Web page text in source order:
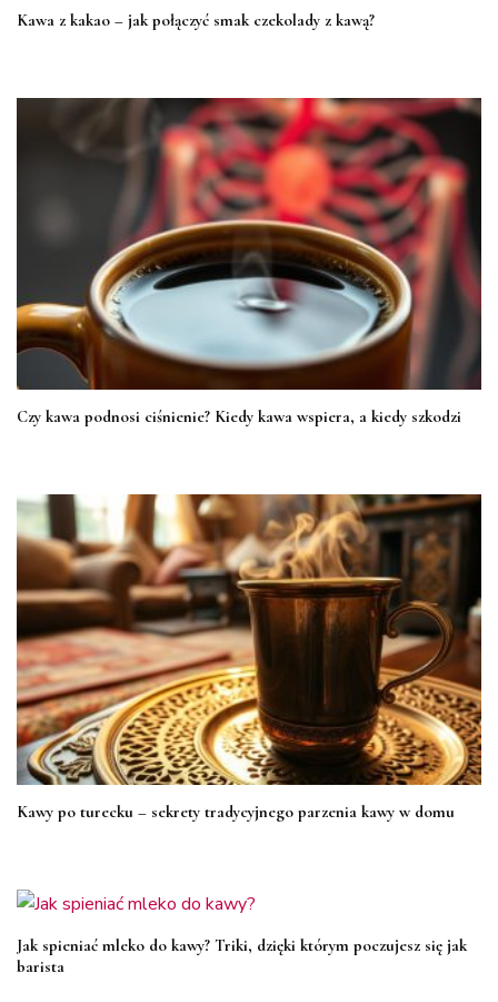
Kawa z kakao – jak połączyć smak czekolady z kawą?
Czy kawa podnosi ciśnienie? Kiedy kawa wspiera, a kiedy szkodzi
Kawy po turecku – sekrety tradycyjnego parzenia kawy w domu
Jak spieniać mleko do kawy? Triki, dzięki którym poczujesz się jak
barista